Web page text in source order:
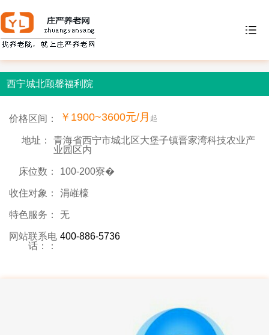
西宁城北颐馨福利院
价格区间： ￥1900~3600元/月 起
地址：
青海省西宁市城北区大堡子镇晋家湾科技农业产
业园区内
床位数： 100-200寮�
收住对象： 涓嶉檺
特色服务： 无
网站联系电
话：：
400-886-5736